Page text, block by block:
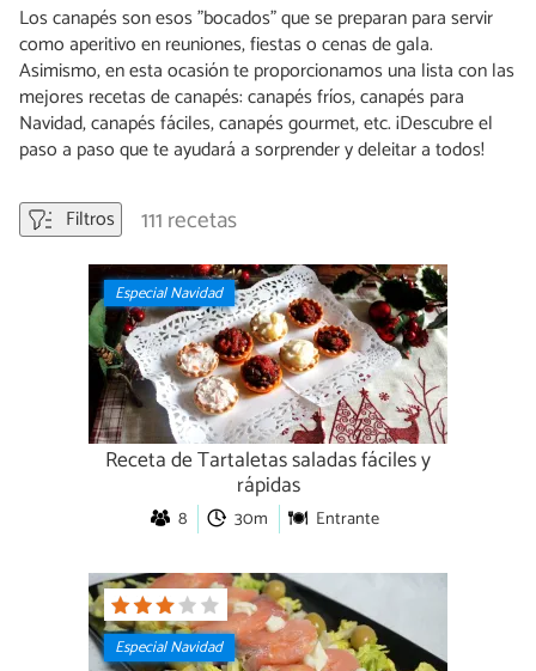
Los canapés son esos "bocados" que se preparan para servir
como aperitivo en reuniones, fiestas o cenas de gala.
Asimismo, en esta ocasión te proporcionamos una lista con las
mejores recetas de canapés: canapés fríos, canapés para
Navidad, canapés fáciles, canapés gourmet, etc. ¡Descubre el
paso a paso que te ayudará a sorprender y deleitar a todos!
Filtros 111 recetas
Especial Navidad
Receta de Tartaletas saladas fáciles y
rápidas
8 30m Entrante
Especial Navidad